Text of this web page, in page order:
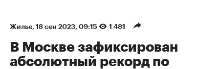
Жилье⁠, 18 сен 2023, 09:15 1 481
В Москве зафиксирован
абсолютный рекорд по